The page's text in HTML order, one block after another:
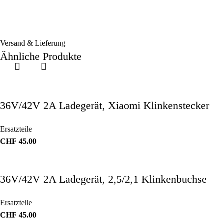
Versand & Lieferung
Ähnliche Produkte
36V/42V 2A Ladegerät, Xiaomi Klinkenstecker
Ersatzteile
CHF 45.00
36V/42V 2A Ladegerät, 2,5/2,1 Klinkenbuchse
Ersatzteile
CHF 45.00